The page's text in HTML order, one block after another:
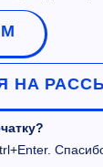
НА